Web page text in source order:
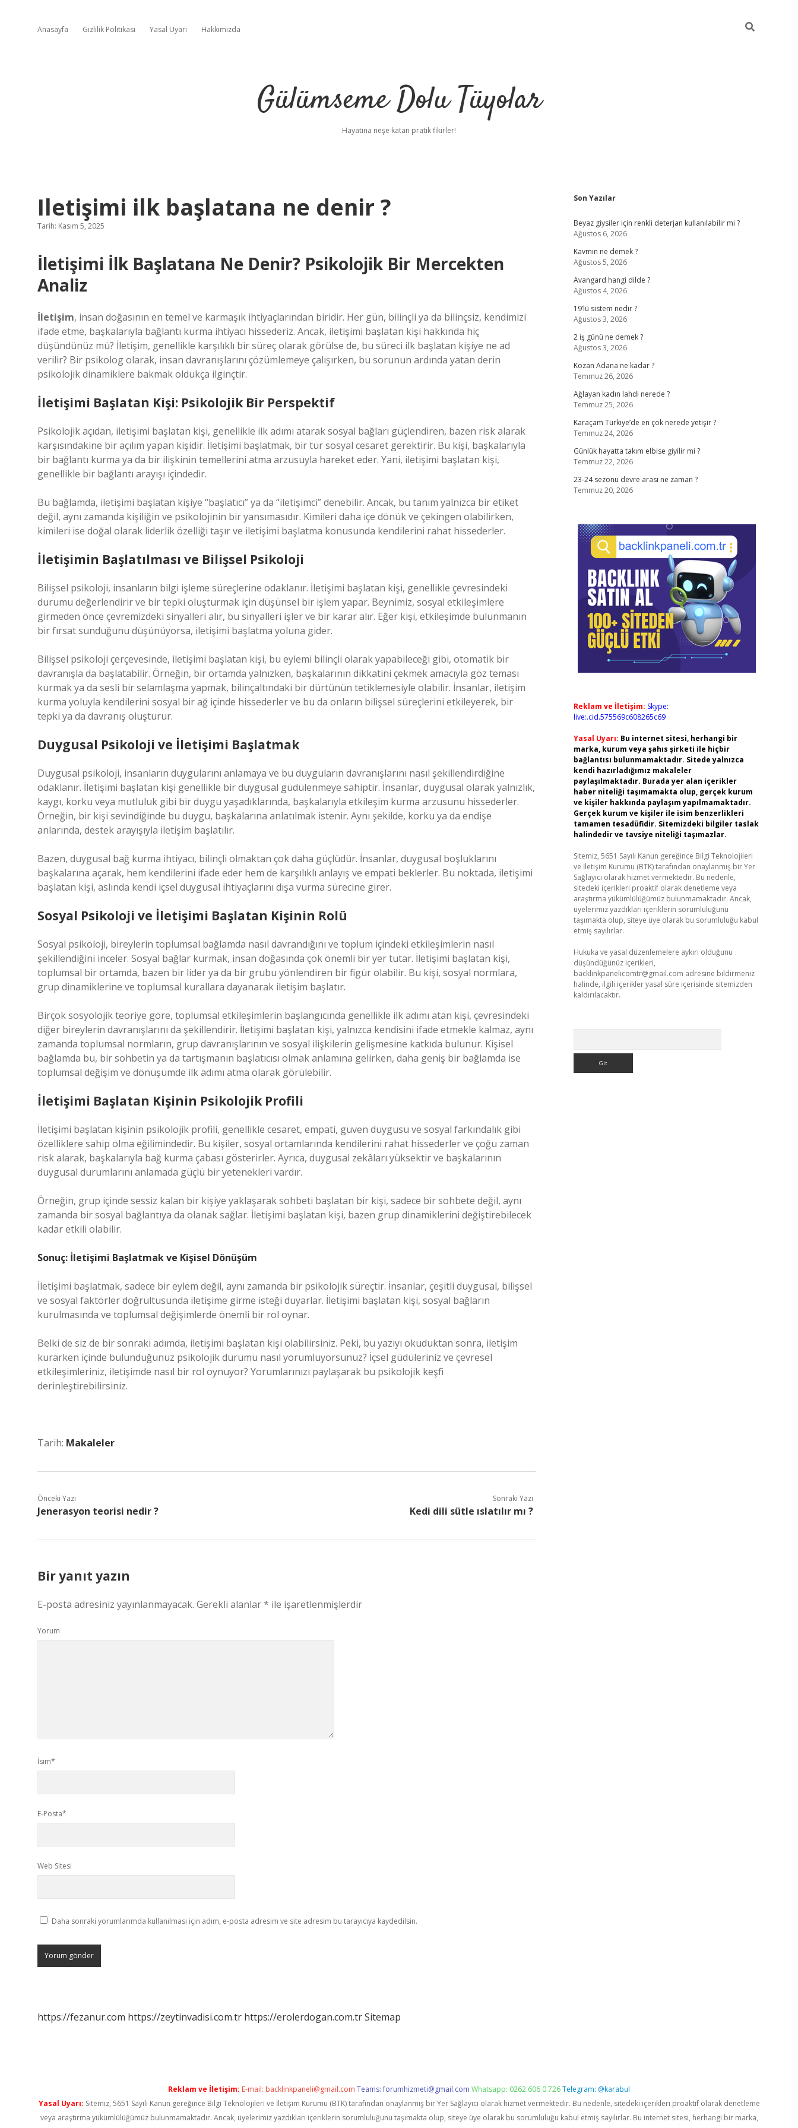
Anasayfa Gizlilik Politikası Yasal Uyarı Hakkımızda
Gülümseme Dolu Tüyolar
Hayatına neşe katan pratik fikirler!
Iletişimi ilk başlatana ne denir ?
Tarih: Kasım 5, 2025
İletişimi İlk Başlatana Ne Denir? Psikolojik Bir Mercekten
Analiz
İletişim, insan doğasının en temel ve karmaşık ihtiyaçlarından biridir. Her gün, bilinçli ya da bilinçsiz, kendimizi
ifade etme, başkalarıyla bağlantı kurma ihtiyacı hissederiz. Ancak, iletişimi başlatan kişi hakkında hiç
düşündünüz mü? İletişim, genellikle karşılıklı bir süreç olarak görülse de, bu süreci ilk başlatan kişiye ne ad
verilir? Bir psikolog olarak, insan davranışlarını çözümlemeye çalışırken, bu sorunun ardında yatan derin
psikolojik dinamiklere bakmak oldukça ilginçtir.
İletişimi Başlatan Kişi: Psikolojik Bir Perspektif
Psikolojik açıdan, iletişimi başlatan kişi, genellikle ilk adımı atarak sosyal bağları güçlendiren, bazen risk alarak
karşısındakine bir açılım yapan kişidir. İletişimi başlatmak, bir tür sosyal cesaret gerektirir. Bu kişi, başkalarıyla
bir bağlantı kurma ya da bir ilişkinin temellerini atma arzusuyla hareket eder. Yani, iletişimi başlatan kişi,
genellikle bir bağlantı arayışı içindedir.
Bu bağlamda, iletişimi başlatan kişiye “başlatıcı” ya da “iletişimci” denebilir. Ancak, bu tanım yalnızca bir etiket
değil, aynı zamanda kişiliğin ve psikolojinin bir yansımasıdır. Kimileri daha içe dönük ve çekingen olabilirken,
kimileri ise doğal olarak liderlik özelliği taşır ve iletişimi başlatma konusunda kendilerini rahat hissederler.
İletişimin Başlatılması ve Bilişsel Psikoloji
Bilişsel psikoloji, insanların bilgi işleme süreçlerine odaklanır. İletişimi başlatan kişi, genellikle çevresindeki
durumu değerlendirir ve bir tepki oluşturmak için düşünsel bir işlem yapar. Beynimiz, sosyal etkileşimlere
girmeden önce çevremizdeki sinyalleri alır, bu sinyalleri işler ve bir karar alır. Eğer kişi, etkileşimde bulunmanın
bir fırsat sunduğunu düşünüyorsa, iletişimi başlatma yoluna gider.
Bilişsel psikoloji çerçevesinde, iletişimi başlatan kişi, bu eylemi bilinçli olarak yapabileceği gibi, otomatik bir
davranışla da başlatabilir. Örneğin, bir ortamda yalnızken, başkalarının dikkatini çekmek amacıyla göz teması
kurmak ya da sesli bir selamlaşma yapmak, bilinçaltındaki bir dürtünün tetiklemesiyle olabilir. İnsanlar, iletişim
kurma yoluyla kendilerini sosyal bir ağ içinde hissederler ve bu da onların bilişsel süreçlerini etkileyerek, bir
tepki ya da davranış oluşturur.
Duygusal Psikoloji ve İletişimi Başlatmak
Duygusal psikoloji, insanların duygularını anlamaya ve bu duyguların davranışlarını nasıl şekillendirdiğine
odaklanır. İletişimi başlatan kişi genellikle bir duygusal güdülenmeye sahiptir. İnsanlar, duygusal olarak yalnızlık,
kaygı, korku veya mutluluk gibi bir duygu yaşadıklarında, başkalarıyla etkileşim kurma arzusunu hissederler.
Örneğin, bir kişi sevindiğinde bu duygu, başkalarına anlatılmak istenir. Aynı şekilde, korku ya da endişe
anlarında, destek arayışıyla iletişim başlatılır.
Bazen, duygusal bağ kurma ihtiyacı, bilinçli olmaktan çok daha güçlüdür. İnsanlar, duygusal boşluklarını
başkalarına açarak, hem kendilerini ifade eder hem de karşılıklı anlayış ve empati beklerler. Bu noktada, iletişimi
başlatan kişi, aslında kendi içsel duygusal ihtiyaçlarını dışa vurma sürecine girer.
Sosyal Psikoloji ve İletişimi Başlatan Kişinin Rolü
Sosyal psikoloji, bireylerin toplumsal bağlamda nasıl davrandığını ve toplum içindeki etkileşimlerin nasıl
şekillendiğini inceler. Sosyal bağlar kurmak, insan doğasında çok önemli bir yer tutar. İletişimi başlatan kişi,
toplumsal bir ortamda, bazen bir lider ya da bir grubu yönlendiren bir figür olabilir. Bu kişi, sosyal normlara,
grup dinamiklerine ve toplumsal kurallara dayanarak iletişim başlatır.
Birçok sosyolojik teoriye göre, toplumsal etkileşimlerin başlangıcında genellikle ilk adımı atan kişi, çevresindeki
diğer bireylerin davranışlarını da şekillendirir. İletişimi başlatan kişi, yalnızca kendisini ifade etmekle kalmaz, aynı
zamanda toplumsal normların, grup davranışlarının ve sosyal ilişkilerin gelişmesine katkıda bulunur. Kişisel
bağlamda bu, bir sohbetin ya da tartışmanın başlatıcısı olmak anlamına gelirken, daha geniş bir bağlamda ise
toplumsal değişim ve dönüşümde ilk adımı atma olarak görülebilir.
İletişimi Başlatan Kişinin Psikolojik Profili
İletişimi başlatan kişinin psikolojik profili, genellikle cesaret, empati, güven duygusu ve sosyal farkındalık gibi
özelliklere sahip olma eğilimindedir. Bu kişiler, sosyal ortamlarında kendilerini rahat hissederler ve çoğu zaman
risk alarak, başkalarıyla bağ kurma çabası gösterirler. Ayrıca, duygusal zekâları yüksektir ve başkalarının
duygusal durumlarını anlamada güçlü bir yetenekleri vardır.
Örneğin, grup içinde sessiz kalan bir kişiye yaklaşarak sohbeti başlatan bir kişi, sadece bir sohbete değil, aynı
zamanda bir sosyal bağlantıya da olanak sağlar. İletişimi başlatan kişi, bazen grup dinamiklerini değiştirebilecek
kadar etkili olabilir.
Sonuç: İletişimi Başlatmak ve Kişisel Dönüşüm
İletişimi başlatmak, sadece bir eylem değil, aynı zamanda bir psikolojik süreçtir. İnsanlar, çeşitli duygusal, bilişsel
ve sosyal faktörler doğrultusunda iletişime girme isteği duyarlar. İletişimi başlatan kişi, sosyal bağların
kurulmasında ve toplumsal değişimlerde önemli bir rol oynar.
Belki de siz de bir sonraki adımda, iletişimi başlatan kişi olabilirsiniz. Peki, bu yazıyı okuduktan sonra, iletişim
kurarken içinde bulunduğunuz psikolojik durumu nasıl yorumluyorsunuz? İçsel güdüleriniz ve çevresel
etkileşimleriniz, iletişimde nasıl bir rol oynuyor? Yorumlarınızı paylaşarak bu psikolojik keşfi
derinleştirebilirsiniz.
Tarih: Makaleler
Önceki Yazı
Jenerasyon teorisi nedir ?
Sonraki Yazı
Kedi dili sütle ıslatılır mı ?
Bir yanıt yazın
E-posta adresiniz yayınlanmayacak. Gerekli alanlar* ile işaretlenmişlerdir
Yorum
İsim*
E-Posta*
Web Sitesi
Daha sonraki yorumlarımda kullanılması için adım, e-posta adresim ve site adresim bu tarayıcıya kaydedilsin.
https://fezanur.com https://zeytinvadisi.com.tr https://erolerdogan.com.trSitemap
Sidebar
Son Yazılar
Beyaz giysiler için renkli deterjan kullanılabilir mi ?
Ağustos 6, 2026
Kavmin ne demek ?
Ağustos 5, 2026
Avangard hangi dilde ?
Ağustos 4, 2026
19’lü sistem nedir ?
Ağustos 3, 2026
2 iş günü ne demek ?
Ağustos 3, 2026
Kozan Adana ne kadar ?
Temmuz 26, 2026
Ağlayan kadın lahdi nerede ?
Temmuz 25, 2026
Karaçam Türkiye’de en çok nerede yetişir ?
Temmuz 24, 2026
Günlük hayatta takım elbise giyilir mi ?
Temmuz 22, 2026
23-24 sezonu devre arası ne zaman ?
Temmuz 20, 2026
Reklam ve İletişim: Skype:
live:.cid.575569c608265c69
Yasal Uyarı: Bu internet sitesi, herhangi bir
marka, kurum veya şahıs şirketi ile hiçbir
bağlantısı bulunmamaktadır. Sitede yalnızca
kendi hazırladığımız makaleler
paylaşılmaktadır. Burada yer alan içerikler
haber niteliği taşımamakta olup, gerçek kurum
ve kişiler hakkında paylaşım yapılmamaktadır.
Gerçek kurum ve kişiler ile isim benzerlikleri
tamamen tesadüfidir. Sitemizdeki bilgiler taslak
halindedir ve tavsiye niteliği taşımazlar.
Sitemiz, 5651 Sayılı Kanun gereğince Bilgi Teknolojileri
ve İletişim Kurumu (BTK) tarafından onaylanmış bir Yer
Sağlayıcı olarak hizmet vermektedir. Bu nedenle,
sitedeki içerikleri proaktif olarak denetleme veya
araştırma yükümlülüğümüz bulunmamaktadır. Ancak,
üyelerimiz yazdıkları içeriklerin sorumluluğunu
taşımakta olup, siteye üye olarak bu sorumluluğu kabul
etmiş sayılırlar.
Hukuka ve yasal düzenlemelere aykırı olduğunu
düşündüğünüz içerikleri,
backlinkpanelicomtr@gmail.com adresine bildirmeniz
halinde, ilgili içerikler yasal süre içerisinde sitemizden
kaldırılacaktır.
Reklam ve İletişim: E-mail: backlinkpaneli@gmail.com Teams:forumhizmeti@gmail.com Whatsapp: 0262 606 0 726Telegram: @karabul
Yasal Uyarı: Sitemiz, 5651 Sayılı Kanun gereğince Bilgi Teknolojileri ve İletişim Kurumu (BTK) tarafından onaylanmış bir Yer Sağlayıcı olarak hizmet vermektedir. Bu nedenle, sitedeki içerikleri proaktif olarak denetleme
veya araştırma yükümlülüğümüz bulunmamaktadır. Ancak, üyelerimiz yazdıkları içeriklerin sorumluluğunu taşımakta olup, siteye üye olarak bu sorumluluğu kabul etmiş sayılırlar. Bu internet sitesi, herhangi bir marka,